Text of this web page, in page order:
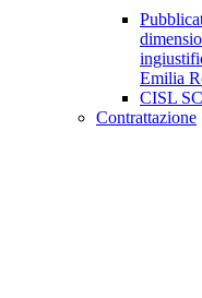
Emilia
CISL
Contrattazione